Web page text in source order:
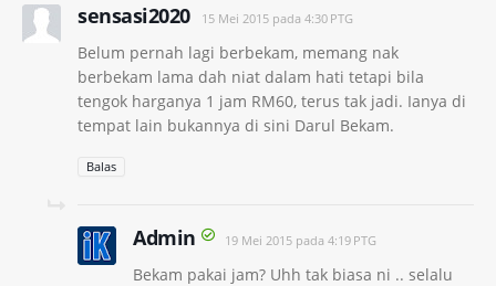
sensasi2020 15 Mei 2015 pada 4:30 PTG
Belum pernah lagi berbekam, memang nak
berbekam lama dah niat dalam hati tetapi bila
tengok harganya 1 jam RM60, terus tak jadi. Ianya di
tempat lain bukannya di sini Darul Bekam.
Balas
Admin 19 Mei 2015 pada 4:19 PTG
Bekam pakai jam? Uhh tak biasa ni .. selalu